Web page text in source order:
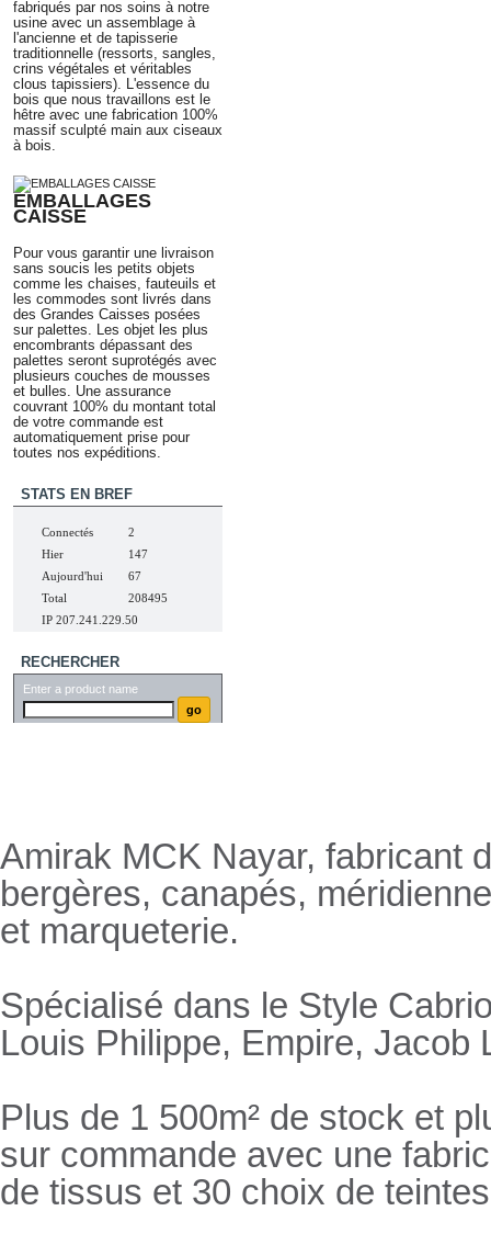
fabriqués par nos soins à notre
usine avec un assemblage à
l'ancienne et de tapisserie
traditionnelle (ressorts, sangles,
crins végétales et véritables
clous tapissiers). L'essence du
bois que nous travaillons est le
hêtre avec une fabrication 100%
massif sculpté main aux ciseaux
à bois.
EMBALLAGES
CAISSE
Pour vous garantir une livraison
sans soucis les petits objets
comme les chaises, fauteuils et
les commodes sont livrés dans
des Grandes Caisses posées
sur palettes. Les objet les plus
encombrants dépassant des
palettes seront suprotégés avec
plusieurs couches de mousses
et bulles. Une assurance
couvrant 100% du montant total
de votre commande est
automatiquement prise pour
toutes nos expéditions.
STATS EN BREF
Connectés
2
Hier
147
Aujourd'hui
67
Total
208495
IP 207.241.229.50
RECHERCHER
Enter a product name
Amirak MCK Nayar, fabricant
bergères, canapés,
et marqueterie.
Spécialisé dans le Style
Louis Philippe, Empire, Jacob
Plus de 1 500m² de stock et
sur commande avec une
de tissus et 30 choix de